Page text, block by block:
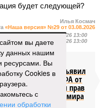
будет следующей?
Илья Космач
«Наша версия» №29 от 03.08.2026
Опубликовано:05.08.2026 13:00
05.08.2026 13:00
Инфантино
отступил и объявил
об отказе ФИФА от
продажи доли прав
на чемпионат мира
вы даете
данных нашим
ресурсами. Вы
Cookies в
с
обработки